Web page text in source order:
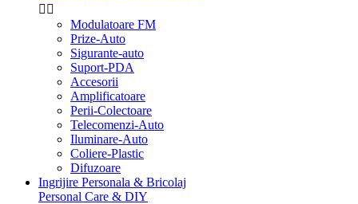
 
Modulatoare FM
Prize-Auto
Sigurante-auto
Suport-PDA
Accesorii
Amplificatoare
Perii-Colectoare
Telecomenzi-Auto
Iluminare-Auto
Coliere-Plastic
Difuzoare
Ingrijire Personala & Bricolaj
Personal Care & DIY